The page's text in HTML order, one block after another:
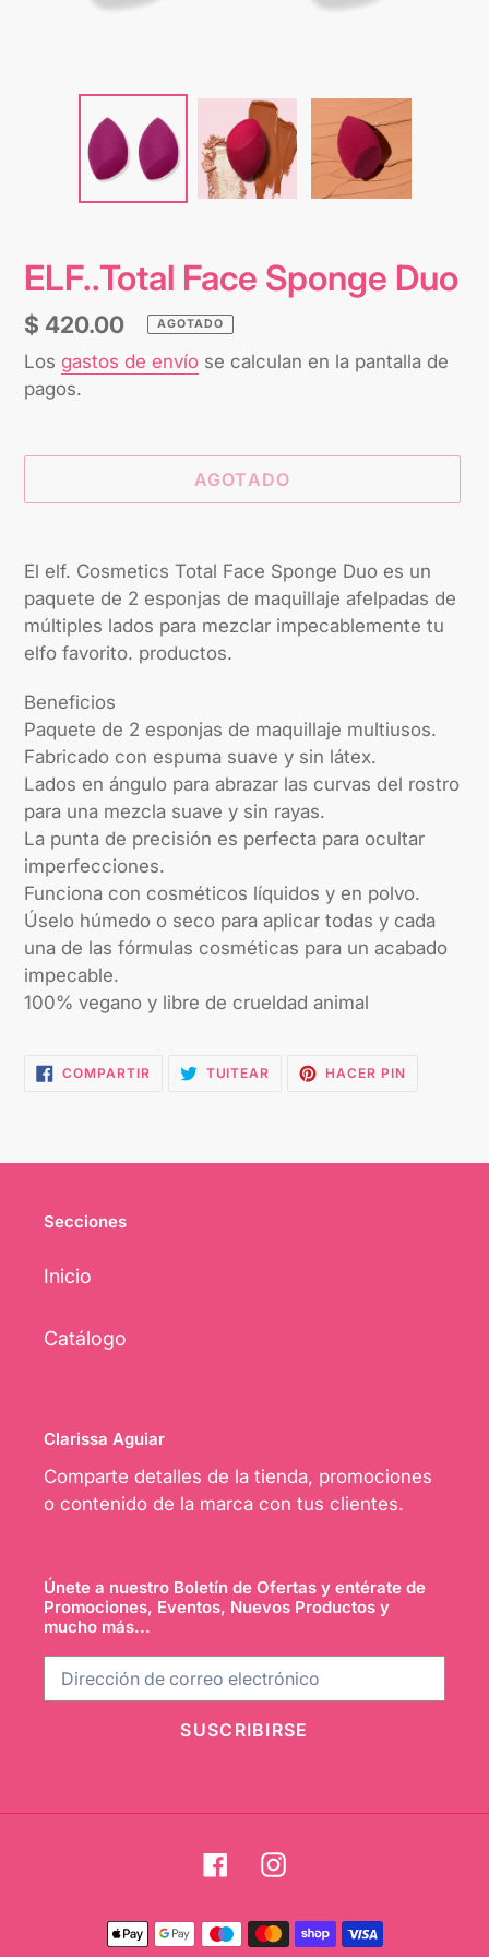
ELF..Total Face Sponge Duo
Precio
habitual
$ 420.00 AGOTADO
Los gastos de envío se calculan en la pantalla de
pagos.
AGOTADO
el
producto
a
tu
El elf. Cosmetics Total Face Sponge Duo es un
paquete de 2 esponjas de maquillaje afelpadas de
múltiples lados para mezclar impecablemente tu
elfo favorito. productos.
Beneficios
Paquete de 2 esponjas de maquillaje multiusos.
Fabricado con espuma suave y sin látex.
Lados en ángulo para abrazar las curvas del rostro
para una mezcla suave y sin rayas.
La punta de precisión es perfecta para ocultar
imperfecciones.
Funciona con cosméticos líquidos y en polvo.
Úselo húmedo o seco para aplicar todas y cada
una de las fórmulas cosméticas para un acabado
impecable.
100% vegano y libre de crueldad animal
COMPARTIRCOMPARTIR
EN
TUITEAR TUITEARHACER PINPINEAR
EN
Secciones
Inicio
Catálogo
Clarissa Aguiar
Comparte detalles de la tienda, promociones
o contenido de la marca con tus clientes.
Únete a nuestro Boletín de Ofertas y entérate de
Promociones, Eventos, Nuevos Productos y
mucho más...
SUSCRIBIRSE
FacebookInstagram
Métodos